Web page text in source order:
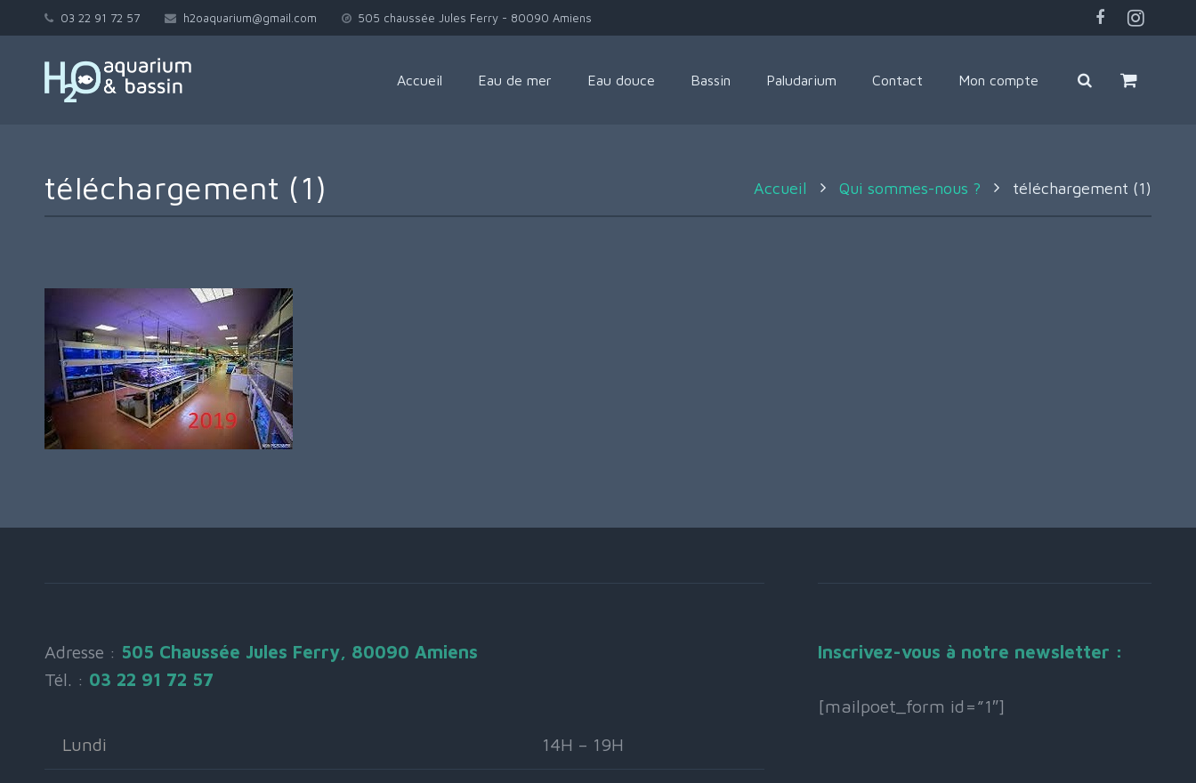
03 22 91 72 57 h2oaquarium@gmail.com 505 chaussée Jules Ferry - 80090 Amiens
Accueil Eau de mer Eau douce Bassin Paludarium Contact Mon compte
téléchargement (1) Accueil Qui sommes-nous ? téléchargement (1)
Adresse : 505 Chaussée Jules Ferry, 80090 Amiens
Tél. : 03 22 91 72 57
Lundi 14H – 19H
Inscrivez-vous à notre newsletter :
[mailpoet_form id=”1″]